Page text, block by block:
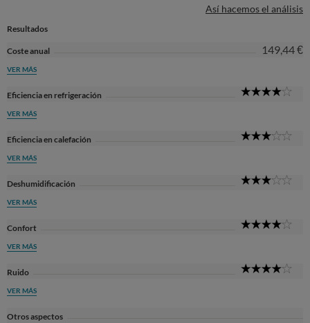
Así hacemos el análisis
Resultados
Coste anual 149,44 €
VER MÁS
Eficiencia en refrigeración
VER MÁS
Eficiencia en calefación
VER MÁS
Deshumidificación
VER MÁS
Confort
VER MÁS
Ruido
VER MÁS
Otros aspectos